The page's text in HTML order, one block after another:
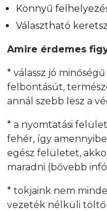
Könnyű
Választható
Amire érdemes
* válassz jó
felbontásút,
annál szebb lesz a
* a nyomtatási
fehér, így
egész felületet,
maradni (bővebb
* tokjaink nem
vezeték nélküli